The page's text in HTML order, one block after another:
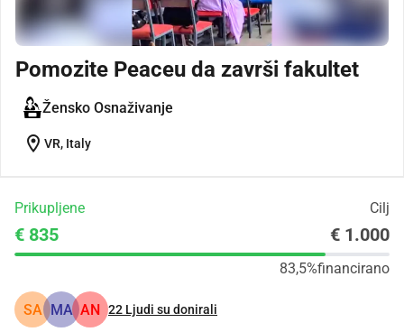
Pomozite Peaceu da završi fakultet
Žensko Osnaživanje
location_on VR, Italy
Prikupljene Cilj
€ 835 € 1.000
83,5%financirano
SA MA AN 22 Ljudi su donirali